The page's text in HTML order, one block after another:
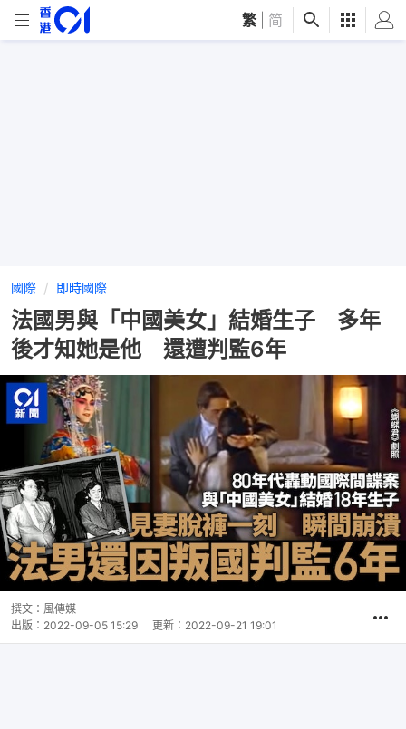
繁 简
國際 即時國際
法國男與「中國美女」結婚生子 多年
後才知她是他 還遭判監6年
撰文： 風傳媒
出版： 2022-09-05 15:29 更新： 2022-09-21 19:01